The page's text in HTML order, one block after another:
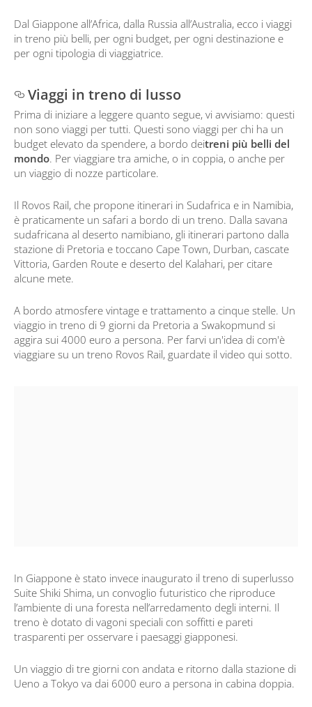
Dal Giappone all’Africa, dalla Russia all’Australia, ecco i viaggi
in treno più belli, per ogni budget, per ogni destinazione e
per ogni tipologia di viaggiatrice.
Viaggi in treno di lusso
Prima di iniziare a leggere quanto segue, vi avvisiamo: questi
non sono viaggi per tutti. Questi sono viaggi per chi ha un
budget elevato da spendere, a bordo deitreni più belli del
mondo. Per viaggiare tra amiche, o in coppia, o anche per
un viaggio di nozze particolare.
Il Rovos Rail, che propone itinerari in Sudafrica e in Namibia,
è praticamente un safari a bordo di un treno. Dalla savana
sudafricana al deserto namibiano, gli itinerari partono dalla
stazione di Pretoria e toccano Cape Town, Durban, cascate
Vittoria, Garden Route e deserto del Kalahari, per citare
alcune mete.
A bordo atmosfere vintage e trattamento a cinque stelle. Un
viaggio in treno di 9 giorni da Pretoria a Swakopmund si
aggira sui 4000 euro a persona. Per farvi un'idea di com'è
viaggiare su un treno Rovos Rail, guardate il video qui sotto.
In Giappone è stato invece inaugurato il treno di superlusso
Suite Shiki Shima, un convoglio futuristico che riproduce
l’ambiente di una foresta nell’arredamento degli interni. Il
treno è dotato di vagoni speciali con soffitti e pareti
trasparenti per osservare i paesaggi giapponesi.
Un viaggio di tre giorni con andata e ritorno dalla stazione di
Ueno a Tokyo va dai 6000 euro a persona in cabina doppia.